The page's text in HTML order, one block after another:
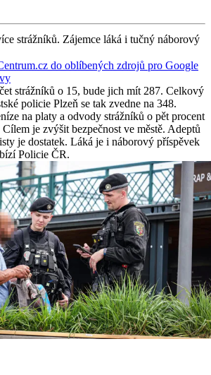
strážníků. Zájemce láká i tučný náborový
do oblíbených zdrojů pro Google
strážníků o 15, bude jich mít 287. Celkový
policie Plzeň se tak zvedne na 348.
na platy a odvody strážníků o pět procent
je zvýšit bezpečnost ve městě. Adeptů
je dostatek. Láká je i náborový příspěvek
Policie ČR.